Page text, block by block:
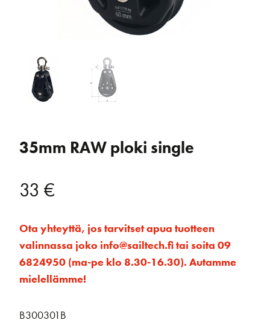
35mm RAW ploki single
33 €
Ota yhteyttä, jos tarvitset apua tuotteen
valinnassa joko info@sailtech.fi tai soita 09
6824950 (ma-pe klo 8.30-16.30). Autamme
mielellämme!
B300301B